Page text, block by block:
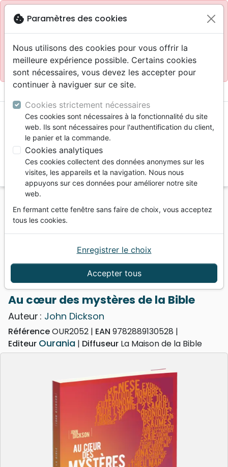
blockSite réservé aux professionnels
Accès pour les professionnels : Se connecter
Site pour le grand public : La Maison de la Bible
menu
Vous ne pouvez pas créer de nouvelle commande
depuis votre pays (United States).
Evangelisation
Livres d'évangélisation
Au cœur des mystères de la Bible
Au cœur des mystères de la Bible
Auteur : John Dickson
RéférenceOUR2052 EAN 9782889130528
Editeur Ourania Diffuseur La Maison de la Bible
cookie Paramètres des cookies
Nous utilisons des cookies pour vous offrir la
meilleure expérience possible. Certains cookies
sont nécessaires, vous devez les accepter pour
continuer à naviguer sur ce site.
Cookies strictement nécessaires
Ces cookies sont nécessaires à la fonctionnalité du site
web. Ils sont nécessaires pour l'authentification du client,
le panier et la commande.
Cookies analytiques
Ces cookies collectent des données anonymes sur les
visites, les appareils et la navigation. Nous nous
appuyons sur ces données pour améliorer notre site
web.
En fermant cette fenêtre sans faire de choix, vous acceptez
tous les cookies.
Accepter tous
Enregistrer le choix